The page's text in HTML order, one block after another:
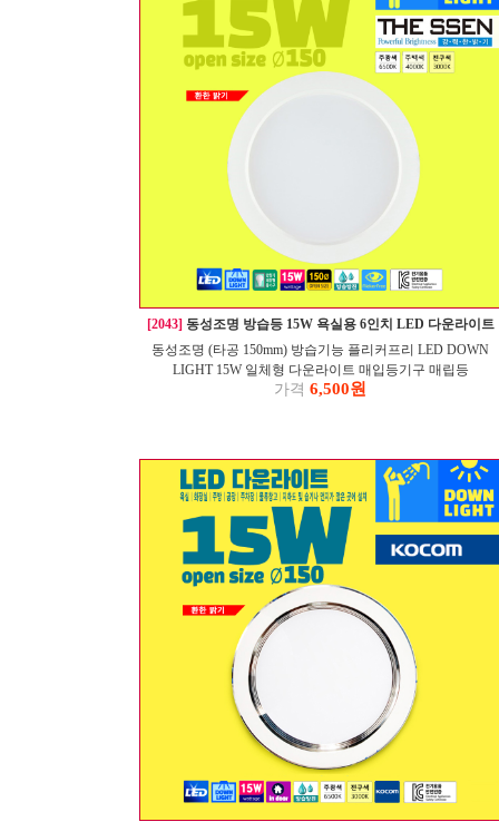
[2043] 동성조명 방습등 15W 욕실용 6인치 LED 다운라이트
동성조명 (타공 150mm) 방습기능 플리커프리 LED DOWN
LIGHT 15W 일체형 다운라이트 매입등기구 매립등
가격 6,500원